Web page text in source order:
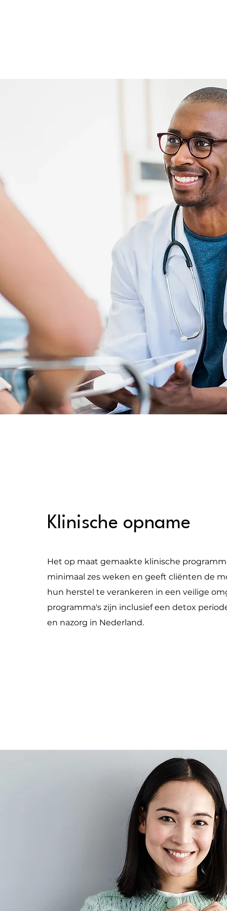
Klinische opname
Het op maat gemaakte klinische
minimaal zes weken en geeft cliënten de
hun herstel te verankeren in een veilige
programma's zijn inclusief een detox
en nazorg in Nederland.